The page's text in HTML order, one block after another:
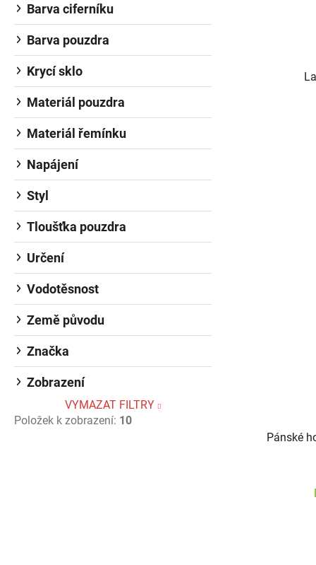
Barva ciferníku
Barva pouzdra
Krycí sklo
Materiál pouzdra
Materiál řemínku
Napájení
Styl
Tloušťka pouzdra
Určení
Vodotěsnost
Země původu
Značka
Zobrazení
VYMAZAT FILTRY
Položek k zobrazení: 10
Pánské